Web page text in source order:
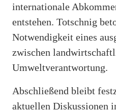
internationale
entstehen. Totschnig
Notwendigkeit eines
zwischen
Umweltverantwortung.
Abschließend bleibt
aktuellen Diskussionen